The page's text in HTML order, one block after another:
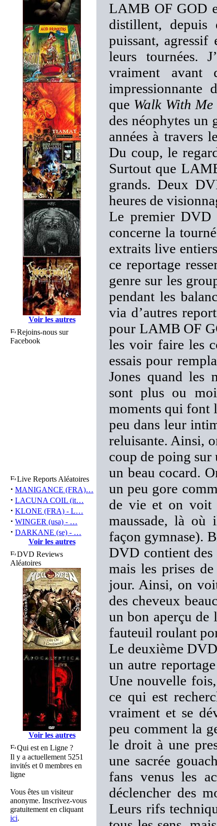
Voir les autres
Rejoins-nous sur
Facebook
Live Reports Aléatoires
· MANIGANCE (FRA)…
· LACUNA COIL (it…
· KLONE (FRA) - L…
· WINGER (usa) - …
· DARKANE (se) - …
Voir les autres
DVD Reviews
Aléatoires
Voir les autres
Qui est en Ligne ?
Il y a actuellement 5251
invités et 0 membres en
ligne
Vous êtes un visiteur
anonyme. Inscrivez-vous
gratuitement en cliquant
ici.
LAMB OF GOD
distillent, depuis
puissant,
leurs tournées.
vraiment
impressionnante
que Walk With
des néophytes un
années à travers
Du coup, le
Surtout que
grands. Deux
heures de
Le premier DVD
concerne la
extraits live
ce reportage
genre sur les
pendant les
via d’autres
pour LAMB OF
les voir faire les
essais pour
Jones quand les
sont plus ou
moments qui font
peu dans leur
reluisante. Ainsi,
coup de poing
un beau cocard.
un peu gore
de vie et on voit
maussade, là où
façon gymnase).
DVD contient des
mais les prises
jour. Ainsi, on
des cheveux
un bon aperçu de
fauteuil roulant
Le deuxième
un autre
Une nouvelle
ce qui est
vraiment et se
peu comment la
le droit à une
une sacrée
fans venus les
déclencher des
Leurs rifs